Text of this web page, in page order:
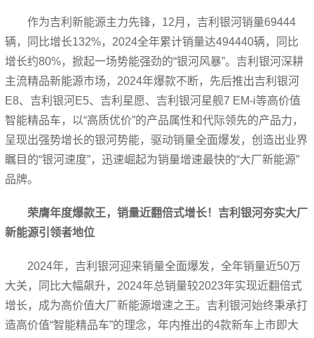
作为吉利新能源主力先锋，12月，吉利银河销量69444
辆，同比增长132%，2024全年累计销量达494440辆，同比
增长约80%，掀起一场势能强劲的“银河风暴”。吉利银河深耕
主流精品新能源市场，2024年爆款不断，先后推出吉利银河
E8、吉利银河E5、吉利星愿、吉利银河星舰7 EM-i等高价值
智能精品车，以“高质优价”的产品属性和代际领先的产品力，
呈现出强势增长的银河势能，驱动销量全面爆发，创造出业界
瞩目的“银河速度”，迅速崛起为销量增速最快的“大厂新能源”
品牌。
荣膺年度爆款王，销量近翻倍式增长！吉利银河夯实大厂
新能源引领者地位
2024年，吉利银河迎来销量全面爆发，全年销量近50万
大关，同比大幅飙升，2024年总销量较2023年实现近翻倍式
增长，成为高价值大厂新能源增速之王。吉利银河始终秉承打
造高价值“智能精品车”的理念，年内推出的4款新车上市即大